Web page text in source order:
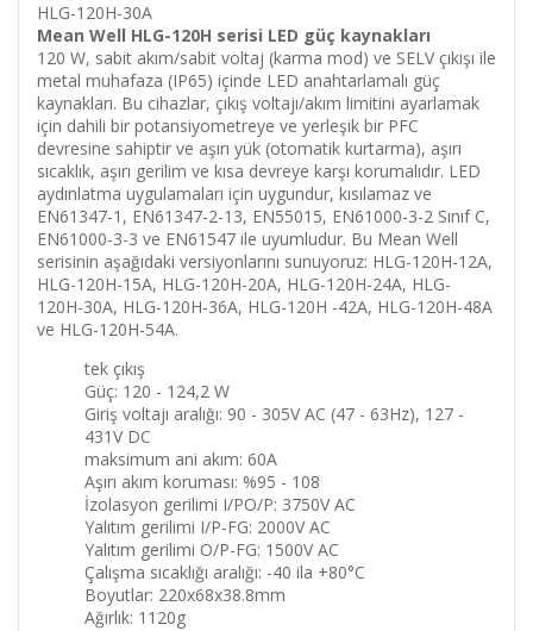
HLG-120H-30A
Mean Well HLG-120H serisi LED güç kaynakları
120 W, sabit akım/sabit voltaj (karma mod) ve SELV çıkışı ile
metal muhafaza (IP65) içinde LED anahtarlamalı güç
kaynakları. Bu cihazlar, çıkış voltajı/akım limitini ayarlamak
için dahili bir potansiyometreye ve yerleşik bir PFC
devresine sahiptir ve aşırı yük (otomatik kurtarma), aşırı
sıcaklık, aşırı gerilim ve kısa devreye karşı korumalıdır. LED
aydınlatma uygulamaları için uygundur, kısılamaz ve
EN61347-1, EN61347-2-13, EN55015, EN61000-3-2 Sınıf C,
EN61000-3-3 ve EN61547 ile uyumludur. Bu Mean Well
serisinin aşağıdaki versiyonlarını sunuyoruz: HLG-120H-12A,
HLG-120H-15A, HLG-120H-20A, HLG-120H-24A, HLG-
120H-30A, HLG-120H-36A, HLG-120H -42A, HLG-120H-48A
ve HLG-120H-54A.
tek çıkış
Güç: 120 - 124,2 W
Giriş voltajı aralığı: 90 - 305V AC (47 - 63Hz), 127 -
431V DC
maksimum ani akım: 60A
Aşırı akım koruması: %95 - 108
İzolasyon gerilimi I/PO/P: 3750V AC
Yalıtım gerilimi I/P-FG: 2000V AC
Yalıtım gerilimi O/P-FG: 1500V AC
Çalışma sıcaklığı aralığı: -40 ila +80°C
Boyutlar: 220x68x38.8mm
Ağırlık: 1120g